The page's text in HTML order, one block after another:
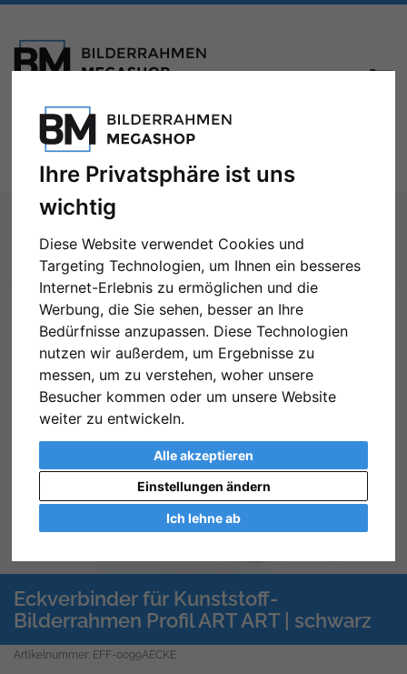
Ihre Privatsphäre ist uns
wichtig
Diese Website verwendet Cookies und
Targeting Technologien, um Ihnen ein besseres
Internet-Erlebnis zu ermöglichen und die
Werbung, die Sie sehen, besser an Ihre
Bedürfnisse anzupassen. Diese Technologien
nutzen wir außerdem, um Ergebnisse zu
messen, um zu verstehen, woher unsere
Besucher kommen oder um unsere Website
weiter zu entwickeln.
Alle akzeptieren
Ich lehne ab
Einstellungen ändern
Toggle
navigation
Menü
Sie sind hier: Zubehör
Eckverbinder für Kunststoff-Bilderrahmen Profil ART
Zur Übersicht
Eckverbinder für Kunststoff-
Bilderrahmen Profil ART ART | schwarz
Artikelnummer: EFF-0099AECKE